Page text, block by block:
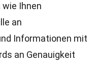
Ihnen
an
Informationen mit
an Genauigkeit